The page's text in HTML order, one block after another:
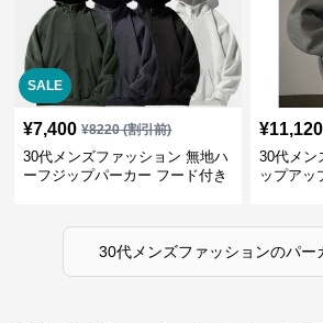
SALE
¥7,400 ¥8220(割引前)
30代メンズファッション 無地ハ
ーフジップパーカー フード付き
¥11,120
30代メン
ップアッ
30代メンズファッションのパー